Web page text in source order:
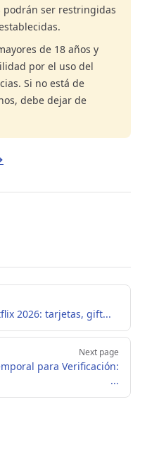
podrán ser restringidas
de 18 años y
por el uso del
Si no está de
debe dejar de
2026: tarjetas, gift...
Next page
para Verificación:
...